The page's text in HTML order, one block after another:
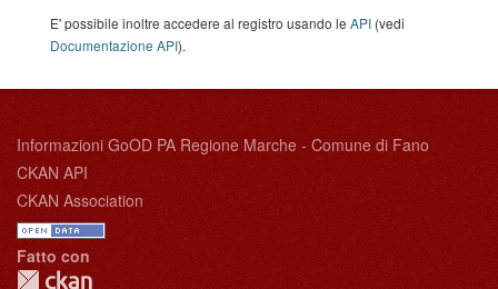
E' possibile inoltre accedere al registro usando le API (vedi
Documentazione API).
Informazioni GoOD PA Regione Marche - Comune di Fano
CKAN API
CKAN Association
Fatto con